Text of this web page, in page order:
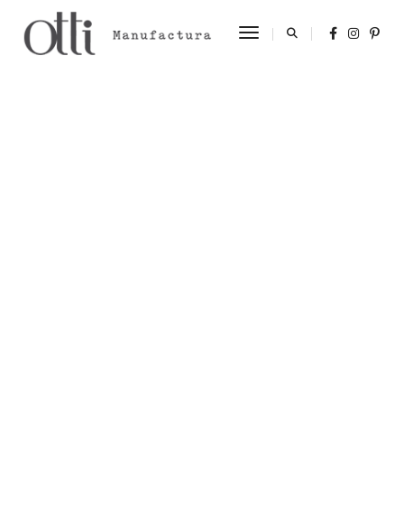
Toggle Navigation